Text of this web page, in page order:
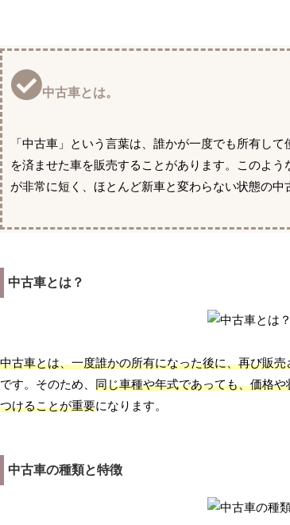
中古車とは。
「中古車」という言葉は、誰かが一度でも所有し
を済ませた車を販売することがあります。このよ
が非常に短く、ほとんど新車と変わらない状態の中
中古車とは？
中古車とは、一度誰かの所有になった後に、再び販
です。そのため、 同じ車種や年式であっても、価格
つけることが重要になります。
中古車の種類と特徴